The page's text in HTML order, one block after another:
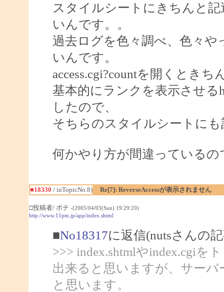
スタイルシートにきちんと
いんです。。
過去ログを色々調べ、色々
いんです。
access.cgi?countを開くとき
基本的にランクを表示させ
したので、
そちらのスタイルシートに
何かやり方が間違っているの
■18330 / inTopicNo.8) Re[7]: ReverseAccessが表示されません
□投稿者/ ポチ -(2005/04/03(Sun) 19:29:20)
http://www.11pm.jp/app/index.shtml
■No18317に返信(nutsさんの
>>> index.shtmlやindex.cgiを
出来ると思いますが、サー
と思います。